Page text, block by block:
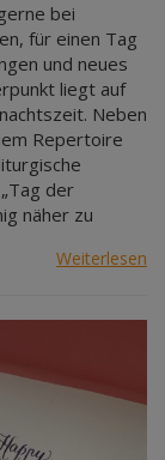
bei
für einen Tag
und neues
liegt auf
Neben
Repertoire
der
näher zu
Weiterlesen